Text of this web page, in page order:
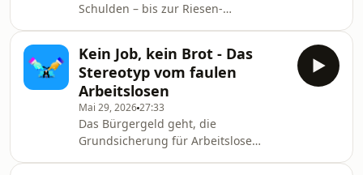
Schulden – bis zur Riesen-
bringen sie Staaten ins Wanken? Das
zeigen historische Wendepunkte wie
die Wiedervereinigung und die
Eurokrise in Griechenland. Krieg,
Columba
Kein Job, kein Brot - Das
Stereotyp vom faulen
Arbeitslosen
Mai 29, 202627:33
Das Bürgergeld geht, die
Grundsicherung für Arbeitslose